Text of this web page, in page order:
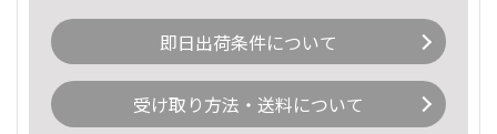
即日出荷条件について
受け取り方法・送料について